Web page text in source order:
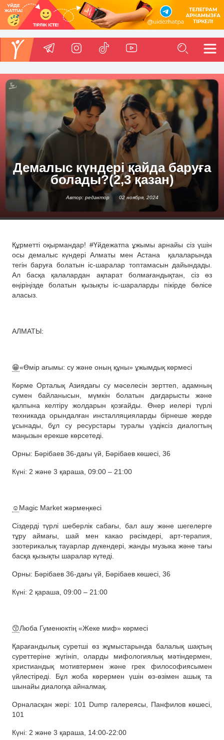
Демалыс күндері қайда баруға
болады?(2,3 қазан)
Автор: редактор 02 ноября, 2024
Құрметті оқырмандар! #Үйдежатпа ұжымы арнайы сіз үшін
осы демалыс күндері Алматы мен Астана
қалаларында
тегін баруға болатын іс-шаралар топтамасын дайындады.
Ал басқа қалалардан ақпарат болмағандықтан, сіз өз
өңіріңізде болатын қызықты іс-шараларды пікірде бөлісе
аласыз.
АЛМАТЫ:
😁«Өмір ағымы: су және оның құны» ұжымдық көрмесі
Көрме Орталық Азиядағы су мәселесін зерттеп, адамның
сумен байланысын, мүмкін болатын дағдарысты және
қалпына келтіру жолдарын қозғайды. Өнер иелері түрлі
техникада орындалған инсталляцияларды бірнеше жерде
ұсынады, бұл су ресурстары туралы үздіксіз диалогтың
маңызын ерекше көрсетеді.
Орны: Бәрібаев 36-дағы үй, Бәрібаев көшесі, 36
Күні: 2 және 3 қараша, 09:00 – 21:00
☺️Magic Market жәрмеңкесі
Сіздерді түрлі шеберлік сабағы, бал ашу және шегелерге
тұру аймағы, шай мен какао рәсімдері, арт-терапия,
эзотерикалық тауарлар дүкендері, жанды музыка және тағы
басқа қызықты шаралар күтеді.
Орны: Бәрібаев 36-дағы үй, Бәрібаев көшесі, 36
Күні: 2 қараша, 09:00 – 21:00
😙Люба Гуменюктің «Жеке миф» көрмесі
Қарағандылық суретші өз жұмыстарында балалық шақтың
суреттеріне жүгініп, оларды мифологиялық мәтіндермен,
христиандық мотивтермен және грек философиясымен
үйлестіреді. Бұл жоба көрермен үшін өз-өзімен ашық та
шынайы диалогқа айналмақ.
Орналасқан жері: 101 Dump галереясы, Панфилов көшесі,
101
Күні: 2 және 3 қараша, 14:00-22:00